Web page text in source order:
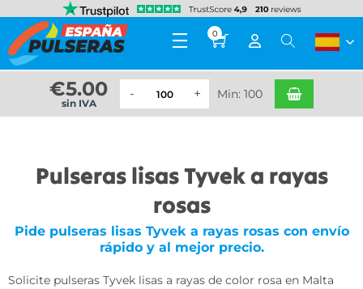
0
€5.00
sin IVA
Min: 100
Pulseras lisas Tyvek a rayas
rosas
Pide pulseras lisas Tyvek a rayas rosas con envío
rápido y al mejor precio.
Solicite pulseras Tyvek lisas a rayas de color rosa en Malta